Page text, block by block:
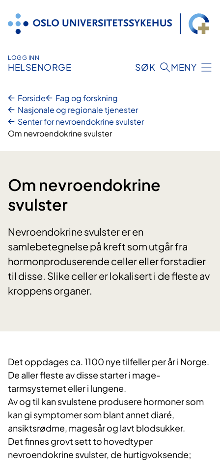
innhold
LOGG INN
HELSENORGE SØK MENY
Forside
Fag og forskning
Nasjonale og regionale tjenester
Senter for nevroendokrine svulster
Om nevroendokrine svulster
Om nevroendokrine
svulster
Nevroendokrine svulster er en
samlebetegnelse på kreft som utgår fra
hormonproduserende celler eller forstadier
til disse. Slike celler er lokalisert i de fleste av
kroppens organer.
Det oppdages ca. 1100 nye tilfeller per år i Norge.
De aller fleste av disse starter i mage-
tarmsystemet eller i lungene.
Av og til kan svulstene produsere hormoner som
kan gi symptomer som blant annet diaré,
ansiktsrødme, magesår og lavt blodsukker.
Det finnes grovt sett to hovedtyper
nevroendokrine svulster, de hurtigvoksende;